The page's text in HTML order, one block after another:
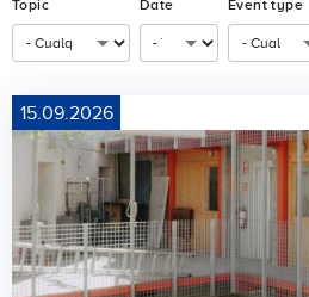
Topic Date Event type
15.09.2026